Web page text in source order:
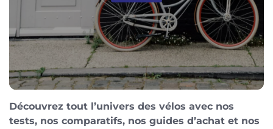
Découvrez tout l’univers des vélos avec nos
tests, nos comparatifs, nos guides d’achat et nos